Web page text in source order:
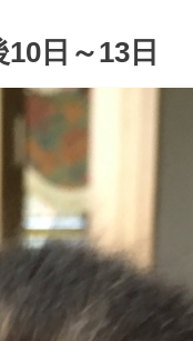
日～13日